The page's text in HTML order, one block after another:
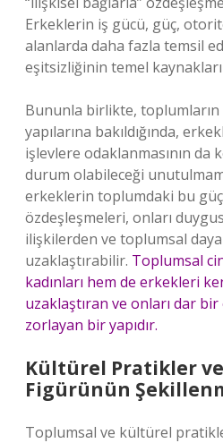
Erkeklerin iş gücü, güç,
alanlarda daha fazla temsil
eşitsizliğinin temel
Bununla birlikte,
yapılarına bakıldığında,
işlevlere odaklanmasının da
durum olabileceği
erkeklerin toplumdaki bu
özdeşleşmeleri, onları
ilişkilerden ve toplumsal
uzaklaştırabilir. Toplumsal
kadınları hem de erkekleri
uzaklaştıran ve onları dar
zorlayan bir yapıdır.
Kültürel Pratikler ve
Figürünün
Toplumsal ve kültürel